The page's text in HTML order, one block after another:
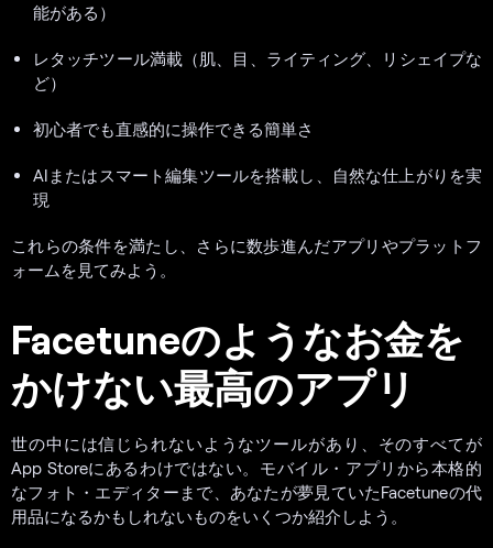
能がある）
レタッチツール満載（肌、目、ライティング、リシェイプな
ど）
初心者でも直感的に操作できる簡単さ
AIまたはスマート編集ツールを搭載し、自然な仕上がりを実
現
これらの条件を満たし、さらに数歩進んだアプリやプラットフ
ォームを見てみよう。
Facetuneのようなお金を
かけない最高のアプリ
世の中には信じられないようなツールがあり、そのすべてが
App Storeにあるわけではない。モバイル・アプリから本格的
なフォト・エディターまで、あなたが夢見ていたFacetuneの代
用品になるかもしれないものをいくつか紹介しよう。